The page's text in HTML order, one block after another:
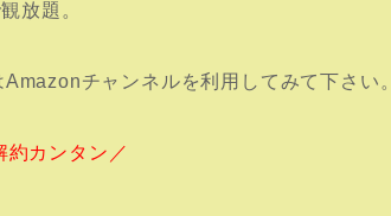
放題。
チャンネルを利用してみて下さい。
約カンタン／